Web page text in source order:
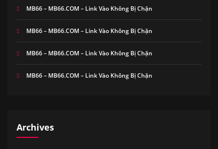
MB66 – MB66.COM – Link Vào Không Bị Chặn
MB66 – MB66.COM – Link Vào Không Bị Chặn
MB66 – MB66.COM – Link Vào Không Bị Chặn
MB66 – MB66.COM – Link Vào Không Bị Chặn
Archives